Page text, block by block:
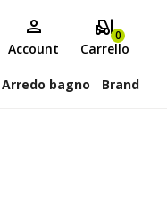
Account
0
Carrello
Arredo bagno Brand